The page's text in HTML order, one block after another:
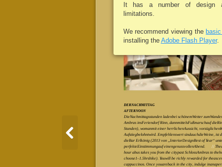
DERNACHMITTAG
AFTERNOON
DieNachmittagsstunden ladenbei schönemWetter
Ambras insFeriendorf Rinn, dannmittelsFußmarschauf
Stunden), womanmit einer herrlichenAussicht,
Aufstiegbelohntwird. Empfehlenswert sindauchdieWeine,
dieBar Erlkönig (2013 von „InteriorDesignBest of Year“
perfekteEinstimmungauf einengenussvollenAbend.
//
hour abus takes you from the citypast SchlossAmbras to
choose1–1.5hrshike). Youwill be richly rewarded for
cappuccinos. Once youareback in the city, indulge
It has a number of design
limitations.
We recommend viewing the
installing the Adobe Flash Player.